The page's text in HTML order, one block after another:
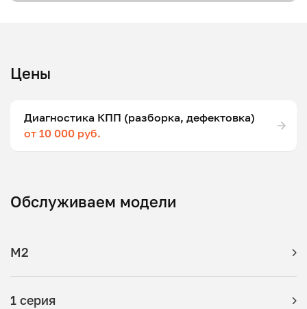
Цены
Диагностика КПП (разборка, дефектовка)
от 10 000 руб.
Обслуживаем модели
M2
1 серия